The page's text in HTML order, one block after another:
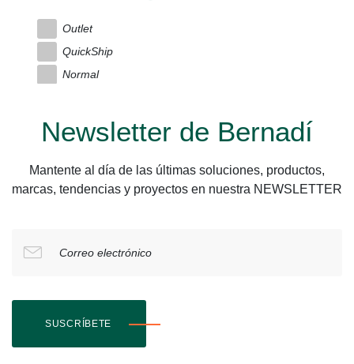
Outlet
QuickShip
Normal
Newsletter de Bernadí
Mantente al día de las últimas soluciones, productos,
marcas, tendencias y proyectos en nuestra NEWSLETTER
Correo electrónico
SUSCRÍBETE